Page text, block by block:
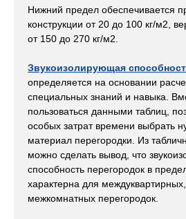
Нижний предел обеспечивается
конструкции от 20 до 100 кг/м2,
от 150 до 270 кг/м2.
Звукоизолирующая
определяется на основании
специальных знаний и навыка.
пользоваться данными таблиц,
особых затрат времени выбрать
материал перегородки. Из
можно сделать вывод, что
способность перегородок в
характерна для
межкомнатных перегородок.